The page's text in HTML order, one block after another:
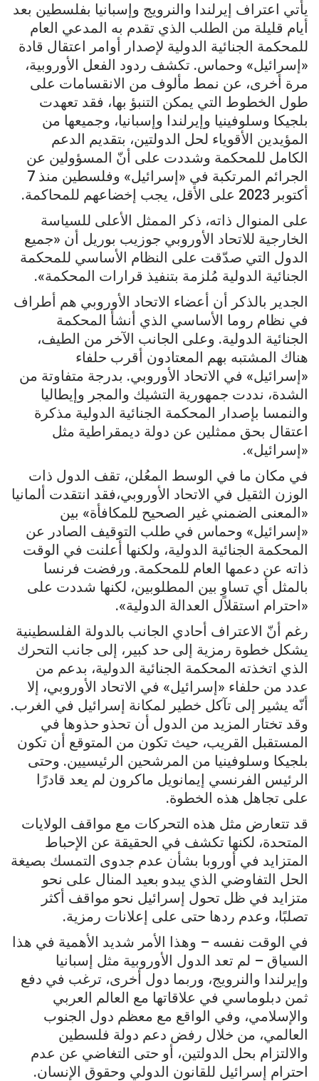
يأتي اعتراف إيرلندا والنرويج وإسبانيا بفلسطين بعد
أيام قليلة من الطلب الذي تقدم به المدعي العام
للمحكمة الجنائية الدولية لإصدار أوامر اعتقال قادة
«إسرائيل» وحماس. تكشف ردود الفعل الأوروبية،
مرة أخرى، عن نمط مألوف من الانقسامات على
طول الخطوط التي يمكن التنبؤ بها، فقد تعهدت
بلجيكا وسلوفينيا وإيرلندا وإسبانيا، وجميعها من
المؤيدين الأقوياء لحل الدولتين، بتقديم الدعم
الكامل للمحكمة وشددت على أنّ المسؤولين عن
الجرائم المرتكبة في «إسرائيل» وفلسطين منذ 7
أكتوبر 2023 على الأقل، يجب إخضاعهم للمحاكمة.
على المنوال ذاته، ذكر الممثل الأعلى للسياسة
الخارجية للاتحاد الأوروبي جوزيب بوريل أن «جميع
الدول التي صدّقت على النظام الأساسي للمحكمة
الجنائية الدولية مُلزمة بتنفيذ قرارات المحكمة».
الجدير بالذكر أن أعضاء الاتحاد الأوروبي هم أطراف
في نظام روما الأساسي الذي أنشأ المحكمة
الجنائية الدولية. وعلى الجانب الآخر من الطيف،
هناك المشتبه بهم المعتادون أقرب حلفاء
«إسرائيل» في الاتحاد الأوروبي. بدرجة متفاوتة من
الشدة، نددت جمهورية التشيك والمجر وإيطاليا
والنمسا بإصدار المحكمة الجنائية الدولية مذكرة
اعتقال بحق ممثلين عن دولة ديمقراطية مثل
«إسرائيل».
في مكان ما في الوسط المعُلن، تقف الدول ذات
الوزن الثقيل في الاتحاد الأوروبي،فقد انتقدت ألمانيا
«المعنى الضمني غير الصحيح للمكافأة» بين
«إسرائيل» وحماس في طلب التوقيف الصادر عن
المحكمة الجنائية الدولية، ولكنها أعلنت في الوقت
ذاته عن دعمها العام للمحكمة. ورفضت فرنسا
بالمثل أي تساوٍ بين المطلوبين، لكنها شددت على
«احترام استقلال العدالة الدولية».
رغم أنّ الاعتراف أحادي الجانب بالدولة الفلسطينية
يشكل خطوة رمزية إلى حد كبير، إلى جانب التحرك
الذي اتخذته المحكمة الجنائية الدولية، بدعم من
عدد من حلفاء «إسرائيل» في الاتحاد الأوروبي، إلا
أنّه يشير إلى تآكل خطير لمكانة إسرائيل في الغرب.
وقد تختار المزيد من الدول أن تحذو حذوها في
المستقبل القريب، حيث تكون من المتوقع أن تكون
بلجيكا وسلوفينيا من المرشحين الرئيسيين. وحتى
الرئيس الفرنسي إيمانويل ماكرون لم يعد قادرًا
على تجاهل هذه الخطوة.
قد تتعارض مثل هذه التحركات مع مواقف الولايات
المتحدة، لكنها تكشف في الحقيقة عن الإحباط
المتزايد في أوروبا بشأن عدم جدوى التمسك بصيغة
الحل التفاوضي الذي يبدو بعيد المنال على نحو
متزايد في ظل تحول إسرائيل نحو مواقف أكثر
تصلبًا، وعدم ردها حتى على إعلانات رمزية.
في الوقت نفسه – وهذا الأمر شديد الأهمية في هذا
السياق – لم تعد الدول الأوروبية مثل إسبانيا
وإيرلندا والنرويج، وربما دول أخرى، ترغب في دفع
ثمن دبلوماسي في علاقاتها مع العالم العربي
والإسلامي، وفي الواقع مع معظم دول الجنوب
العالمي، من خلال رفض دعم دولة فلسطين
والالتزام بحل الدولتين، أو حتى التغاضي عن عدم
احترام إسرائيل للقانون الدولي وحقوق الإنسان.